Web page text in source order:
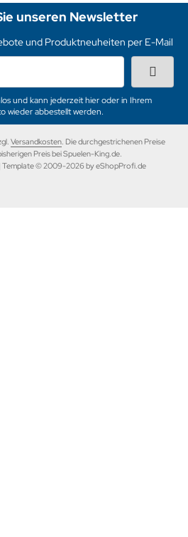
unseren Newsletter
und Produktneuheiten per E-Mail
und kann jederzeit hier oder in Ihrem
wieder abbestellt werden.
Versandkosten. Die durchgestrichenen Preise
Preis bei Spuelen-King.de.
Template © 2009-2026 by eShopProfi.de